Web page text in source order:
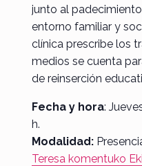
junto al
entorno familiar y
clínica prescribe los
medios se cuenta
de reinserción
Fecha y hora:
h.
Modalidad:
Teresa komentuko